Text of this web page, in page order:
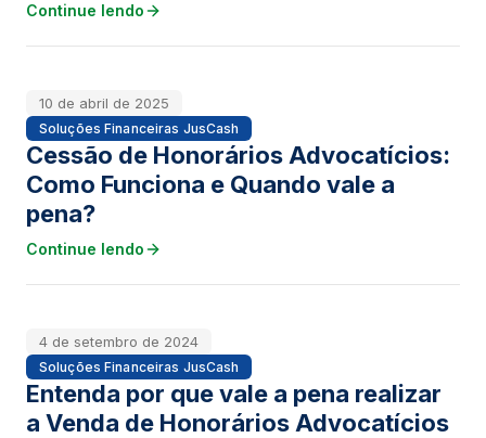
Continue lendo
10 de abril de 2025
Soluções Financeiras JusCash
Cessão de Honorários Advocatícios:
Como Funciona e Quando vale a
pena?
Continue lendo
4 de setembro de 2024
Soluções Financeiras JusCash
Entenda por que vale a pena realizar
a Venda de Honorários Advocatícios